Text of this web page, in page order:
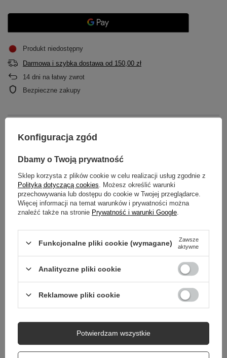
Produkt niedostępny
Darmowa i szybka dostawa od 150,00 zł
14 dni na łatwy zwrot
Bezpieczne zakupy
SZCZEGÓŁOWE DANE
GWARANCJA
Zadaj pytanie a my odpowiemy niezwłocznie,
najciekawsze pytania i odpowiedzi publikując
dla innych.
Zadaj pytanie
Konfiguracja zgód
Dbamy o Twoją prywatność
Sklep korzysta z plików cookie w celu realizacji usług zgodnie z
Polityką dotyczącą cookies . Możesz określić warunki
przechowywania lub dostępu do cookie w Twojej przeglądarce.
Więcej informacji na temat warunków i prywatności można
znaleźć także na stronie Prywatność i warunki Google
Funkcjonalne pliki cookie (wymagane)
Zawsze
aktywne
Analityczne pliki cookie
Reklamowe pliki cookie
Potwierdzam wszystkie